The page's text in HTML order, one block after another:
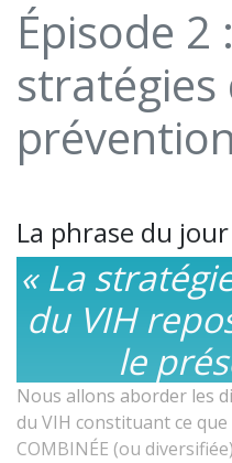
Épisode 2
stratégies
La phrase du
« La
du VIH
le
Nous allons aborder les
du VIH constituant ce
COMBINÉE (ou